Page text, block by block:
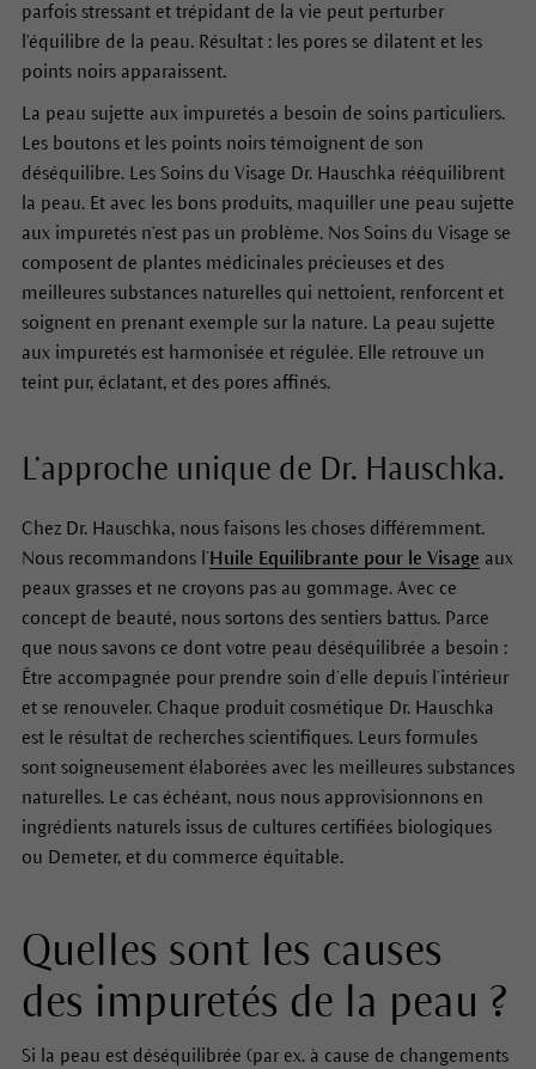
parfois stressant et trépidant de la vie peut perturber
l'équilibre de la peau. Résultat : les pores se dilatent et les
points noirs apparaissent.
La peau sujette aux impuretés a besoin de soins particuliers.
Les boutons et les points noirs témoignent de son
déséquilibre. Les Soins du Visage Dr. Hauschka rééquilibrent
la peau. Et avec les bons produits, maquiller une peau sujette
aux impuretés n'est pas un problème. Nos Soins du Visage se
composent de plantes médicinales précieuses et des
meilleures substances naturelles qui nettoient, renforcent et
soignent en prenant exemple sur la nature. La peau sujette
aux impuretés est harmonisée et régulée. Elle retrouve un
teint pur, éclatant, et des pores affinés.
L’approche unique de Dr. Hauschka.
Chez Dr. Hauschka, nous faisons les choses différemment.
Nous recommandons l’Huile Equilibrante pour le Visage aux
peaux grasses et ne croyons pas au gommage. Avec ce
concept de beauté, nous sortons des sentiers battus. Parce
que nous savons ce dont votre peau déséquilibrée a besoin :
Être accompagnée pour prendre soin d’elle depuis l’intérieur
et se renouveler. Chaque produit cosmétique Dr. Hauschka
est le résultat de recherches scientifiques. Leurs formules
sont soigneusement élaborées avec les meilleures substances
naturelles. Le cas échéant, nous nous approvisionnons en
ingrédients naturels issus de cultures certifiées biologiques
ou Demeter, et du commerce équitable.
Quelles sont les causes
des impuretés de la peau ?
Si la peau est déséquilibrée (par ex. à cause de changements